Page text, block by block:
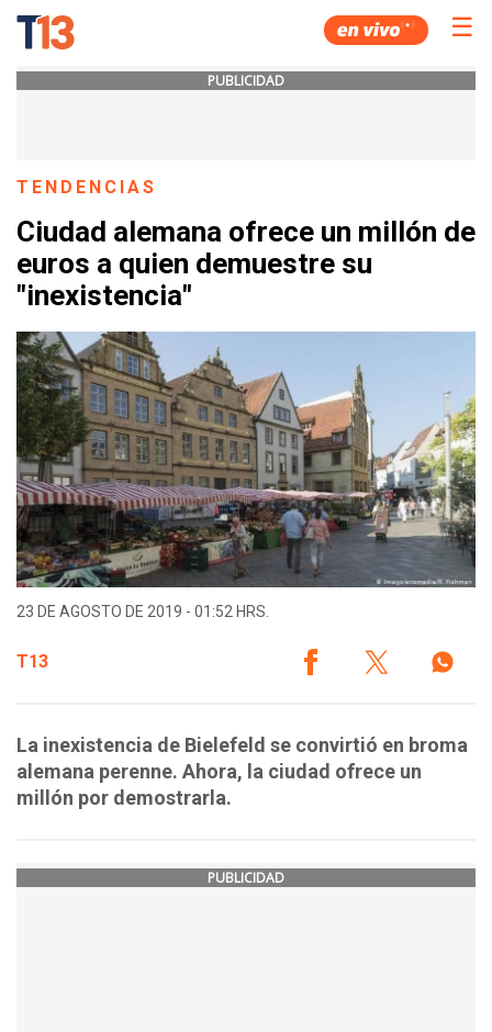
☰
PUBLICIDAD
TENDENCIAS
Ciudad alemana ofrece un millón de
euros a quien demuestre su
"inexistencia"
23 DE AGOSTO DE 2019 - 01:52 HRS.
T13
La inexistencia de Bielefeld se convirtió en broma
alemana perenne. Ahora, la ciudad ofrece un
millón por demostrarla.
PUBLICIDAD